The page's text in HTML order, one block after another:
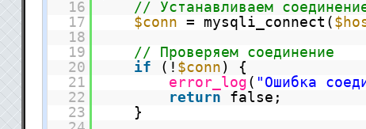
16
// Устанавливаем
17
$conn = mysqli_connect(
18
19
// Проверяем соединение
20
if (! $conn ) {
21
error_log ( "Ошибка
22
return
false;
23
}